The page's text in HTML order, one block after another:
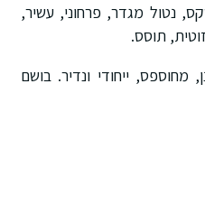
נטול מגדר, פרחוני, עשיר,
תוסס.
מחוספס, ייחודי ונדיר. בושם